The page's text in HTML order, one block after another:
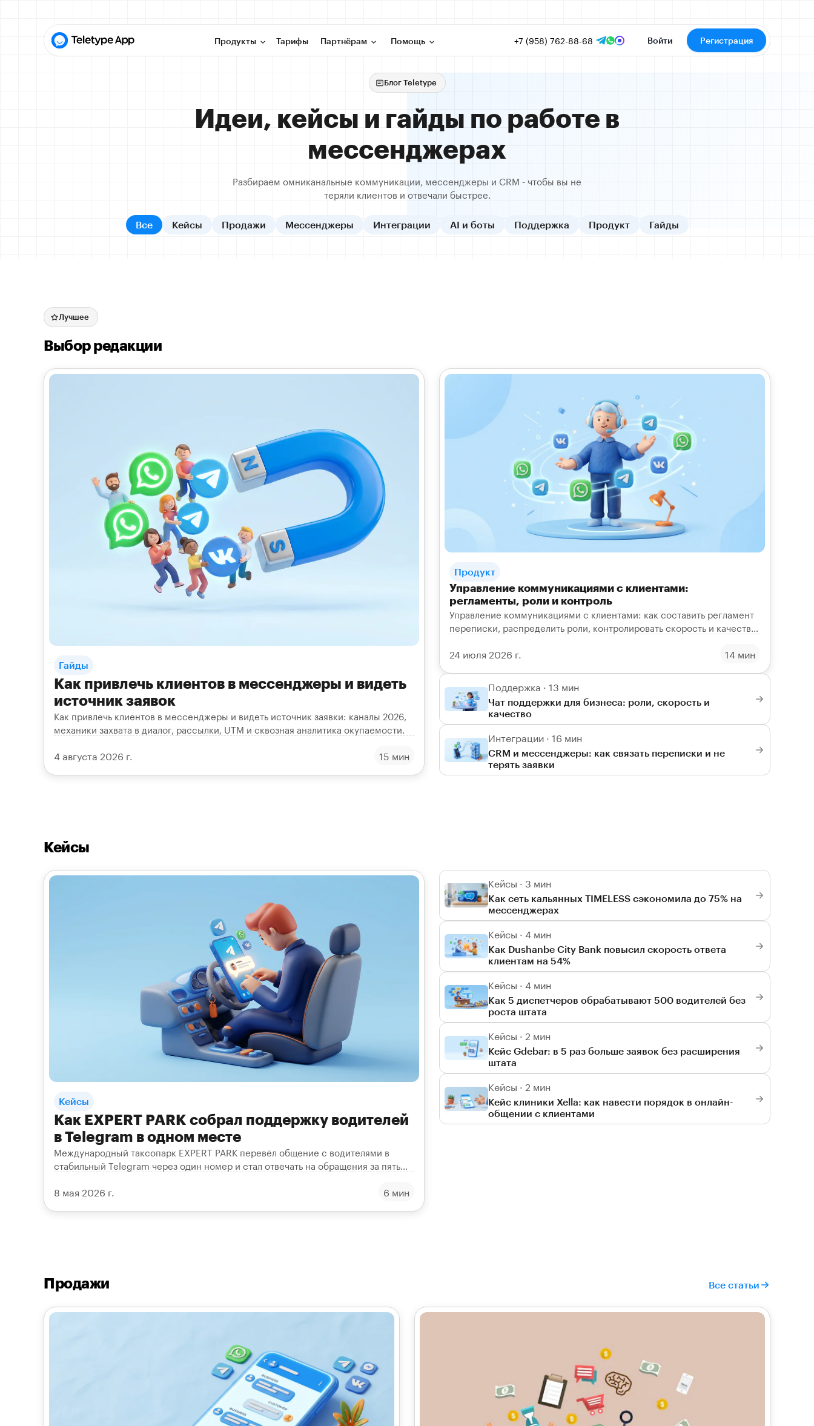
Продукты Тарифы Партнёрам Помощь +7 (958) 762-88-68 Войти Регистрация
Блог Teletype
Идеи, кейсы и гайды по работе в
мессенджерах
Разбираем омниканальные коммуникации, мессенджеры и CRM - чтобы вы не
теряли клиентов и отвечали быстрее.
Все Кейсы Продажи Мессенджеры Интеграции AI и боты Поддержка Продукт Гайды
Лучшее
Выбор редакции
Гайды
Как привлечь клиентов в мессенджеры и видеть
источник заявок
Как привлечь клиентов в мессенджеры и видеть источник заявки: каналы 2026,
механики захвата в диалог, рассылки, UTM и сквозная аналитика окупаемости.
4 августа 2026 г. 15 мин
Продукт
Управление коммуникациями с клиентами:
регламенты, роли и контроль
Управление коммуникациями с клиентами: как составить регламент
переписки, распределить роли, контролировать скорость и качество
24 июля 2026 г. 14 мин
Поддержка · 13 мин
Чат поддержки для бизнеса: роли, скорость и
качество
Интеграции · 16 мин
CRM и мессенджеры: как связать переписки и не
терять заявки
Кейсы
Кейсы
Как EXPERT PARK собрал поддержку водителей
в Telegram в одном месте
Международный таксопарк EXPERT PARK перевёл общение с водителями в
стабильный Telegram через один номер и стал отвечать на обращения за пять
8 мая 2026 г. 6 мин
Кейсы · 3 мин
Как сеть кальянных TIMELESS сэкономила до 75% на
мессенджерах
Кейсы · 4 мин
Как Dushanbe City Bank повысил скорость ответа
клиентам на 54%
Кейсы · 4 мин
Как 5 диспетчеров обрабатывают 500 водителей без
роста штата
Кейсы · 2 мин
Кейс Gdebar: в 5 раз больше заявок без расширения
штата
Кейсы · 2 мин
Кейс клиники Xella: как навести порядок в онлайн-
общении с клиентами
Продажи Все статьи